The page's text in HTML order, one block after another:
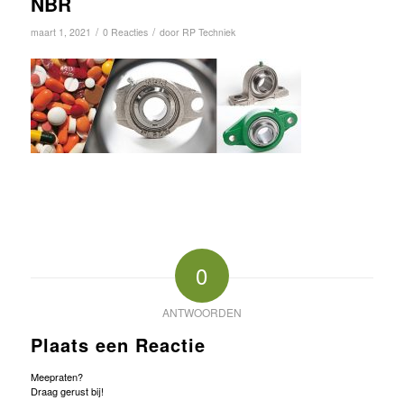
maart 1, 2021 / 0 Reacties / door RP Techniek
0
ANTWOORDEN
Plaats een Reactie
Meepraten?
Draag gerust bij!